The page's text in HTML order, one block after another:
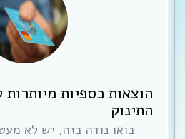
הוצאות כספיות מיותרות
התינוק
בואו נודה בזה, יש לא